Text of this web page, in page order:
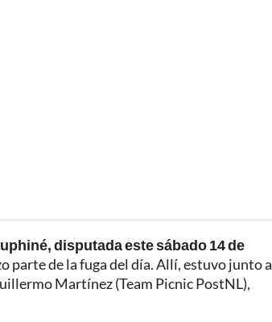
disputada este sábado 14 de
parte de la fuga del día. Allí, estuvo junto a
Martínez (Team Picnic PostNL),